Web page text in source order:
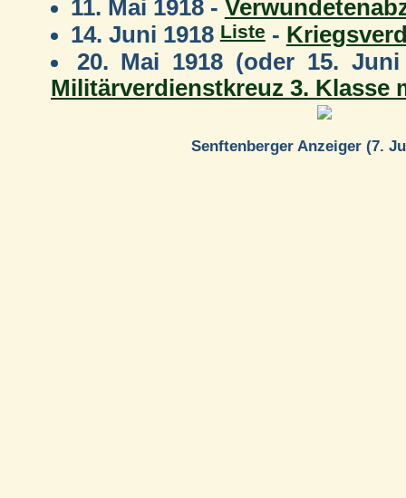
11. Mai 1918 -
14. Juni 1918Liste-
20. Mai 1918 (oder 15.
Militärverdienstkreuz 3. Klasse
Senftenberger Anzeiger (7.